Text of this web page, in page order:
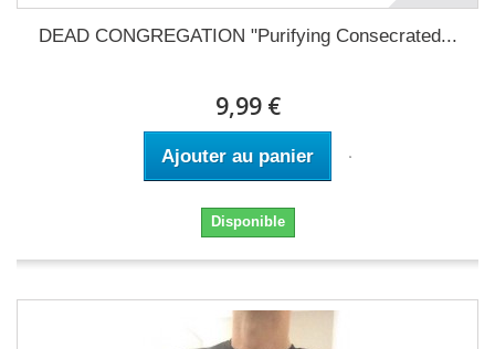
DEAD CONGREGATION "Purifying Consecrated...
9,99 €
Ajouter au panier
Disponible